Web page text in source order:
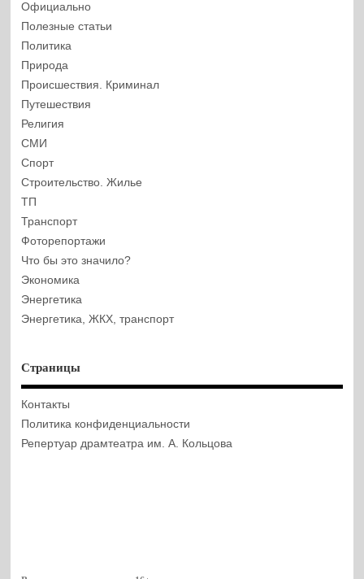
Официально
Полезные статьи
Политика
Природа
Происшествия. Криминал
Путешествия
Религия
СМИ
Спорт
Строительство. Жилье
ТП
Транспорт
Фоторепортажи
Что бы это значило?
Экономика
Энергетика
Энергетика, ЖКХ, транспорт
Страницы
Контакты
Политика конфиденциальности
Репертуар драмтеатра им. А. Кольцова